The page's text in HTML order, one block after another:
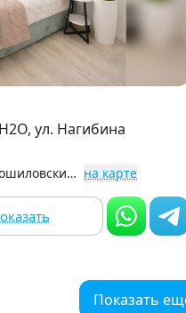
ул. Нагибина
Ларина, 45 строение 1, Ворошиловский р-н (Центр) на карте
Показать